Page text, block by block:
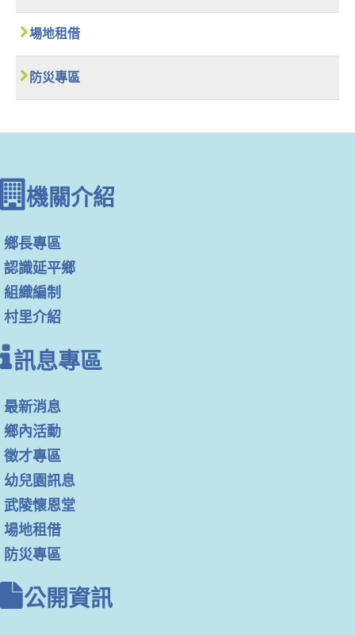
場地租借
防災專區
機關介紹
鄉長專區
認識延平鄉
組織編制
村里介紹
訊息專區
最新消息
鄉內活動
徵才專區
幼兒園訊息
武陵懷恩堂
場地租借
防災專區
公開資訊